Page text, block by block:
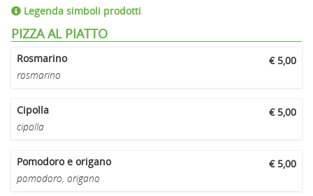
Legenda simboli prodotti
PIZZA AL PIATTO
Rosmarino
€ 5,00
rosmarino
Cipolla
€ 5,00
cipolla
Pomodoro e origano
€ 5,00
pomodoro, origano